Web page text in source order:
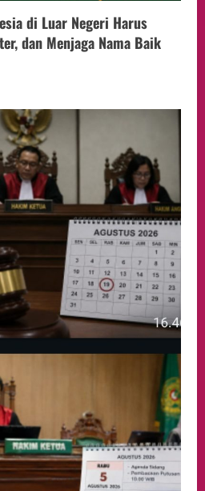
di Luar Negeri Harus
dan Menjaga Nama Baik